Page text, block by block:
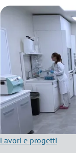
Lavori e progetti